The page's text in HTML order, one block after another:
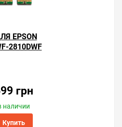
EPSON
2810DWF
грн
наличии
Купить